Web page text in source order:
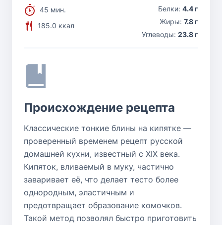
45 мин.
185.0 ккал
Белки: 4.4 г
Жиры: 7.8 г
Углеводы: 23.8 г
Происхождение рецепта
Классические тонкие блины на кипятке —
проверенный временем рецепт русской
домашней кухни, известный с XIX века.
Кипяток, вливаемый в муку, частично
заваривает её, что делает тесто более
однородным, эластичным и
предотвращает образование комочков.
Такой метод позволял быстро приготовить